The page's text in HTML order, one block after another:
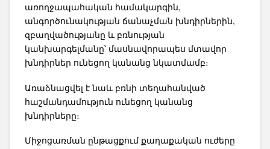
առողջապահական համակարգին,
անգործունակության ճանաչման խնդիրներին,
զբաղվածությանը և բռնության
կանխարգելմանը՝ մասնավորապես մտավոր
խնդիրներ ունեցող կանանց նկատմամբ։
Առաձնացվել է նաև բռնի տեղահանված
հաշմանդամություն ունեցող կանանց
խնդիրները։
Միջոցառման ընթացքում քաղաքական ուժերը